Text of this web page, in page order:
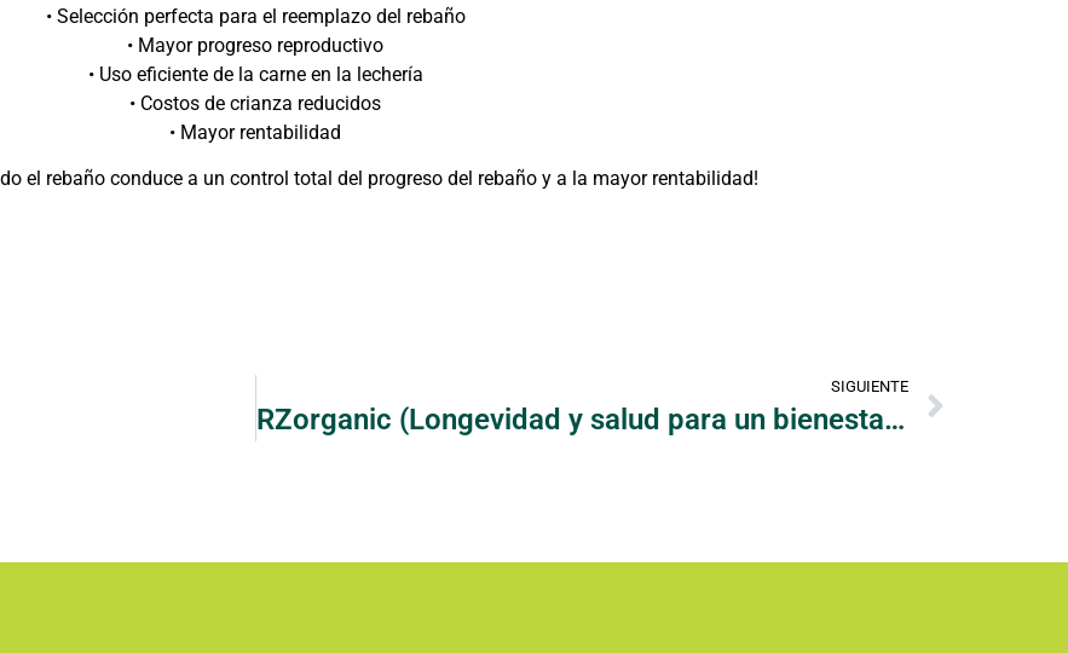
• Selección perfecta para el reemplazo del rebaño
• Mayor progreso reproductivo
• Uso eficiente de la carne en la lechería
• Costos de crianza reducidos
• Mayor rentabilidad
el rebaño conduce a un control total del progreso del rebaño y a la mayor rentabilidad!
SIGUIENTE
RZorganic (Longevidad y salud para un bienestar animal sustentable)